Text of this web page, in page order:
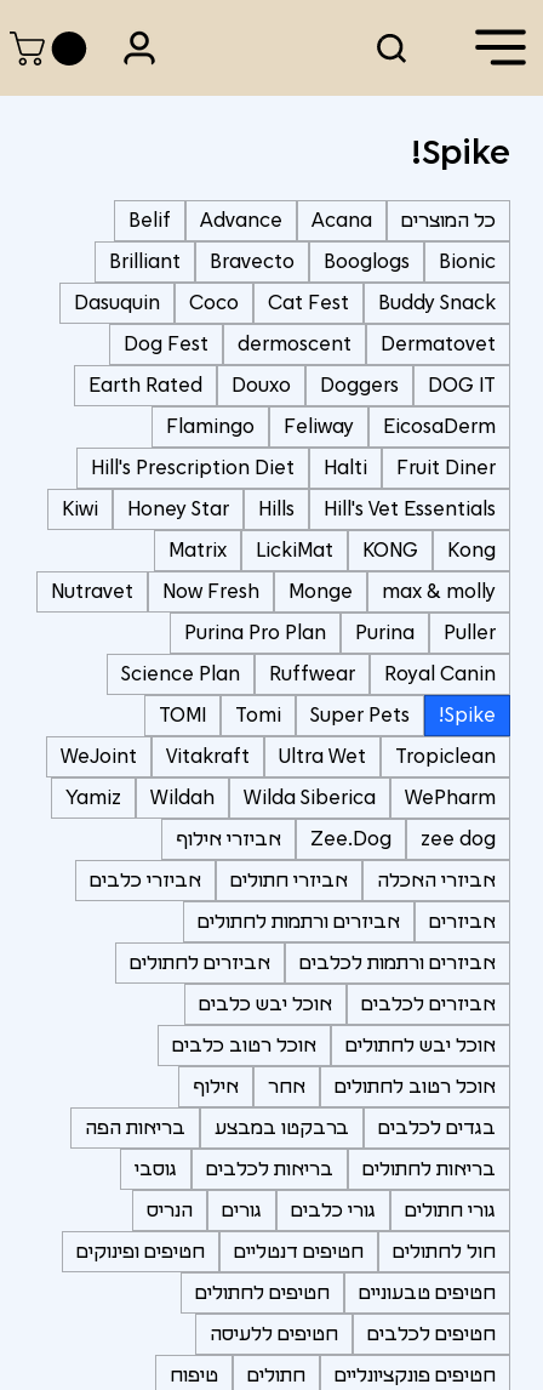
Spike!
כל המוצרים Acana
Advance
Belif
Bionic
Booglogs
Bravecto
Brilliant
Buddy Snack
Cat Fest
Coco
Dasuquin
Dermatovet
dermoscent
Dog Fest
DOG IT
Doggers
Douxo
Earth Rated
EicosaDerm
Feliway
Flamingo
Fruit Diner
Halti
Hill's Prescription Diet
Hill's Vet Essentials
Hills
Honey Star
Kiwi
Kong
KONG
LickiMat
Matrix
max & molly
Monge
Now Fresh
Nutravet
Puller
Purina
Purina Pro Plan
Royal Canin
Ruffwear
Science Plan
Spike!
Super Pets
Tomi
TOMI
Tropiclean
Ultra Wet
Vitakraft
WeJoint
WePharm
Wilda Siberica
Wildah
Yamiz
zee dog
Zee.Dog אביזרי אילוף
אביזרי האכלה אביזרי חתולים אביזרי כלבים
אביזרים אביזרים ורתמות לחתולים
אביזרים ורתמות לכלבים אביזרים לחתולים
אביזרים לכלבים אוכל יבש כלבים
אוכל יבש לחתולים אוכל רטוב כלבים
אוכל רטוב לחתולים אחר אילוף
בגדים לכלבים ברבקטו במבצע בריאות הפה
בריאות לחתולים בריאות לכלבים גוסבי
גורי חתולים גורי כלבים גורים הנריס
חול לחתולים חטיפים דנטליים חטיפים ופינוקים
חטיפים טבעוניים חטיפים לחתולים
חטיפים לכלבים חטיפים ללעיסה
חטיפים פונקציונליים חתולים טיפוח